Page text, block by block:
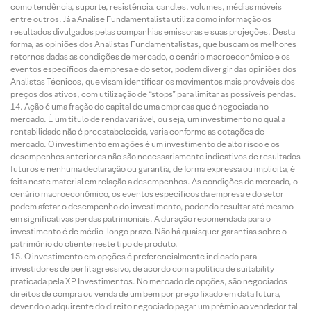
como tendência, suporte, resistência, candles, volumes, médias móveis
entre outros. Já a Análise Fundamentalista utiliza como informação os
resultados divulgados pelas companhias emissoras e suas projeções. Desta
forma, as opiniões dos Analistas Fundamentalistas, que buscam os melhores
retornos dadas as condições de mercado, o cenário macroeconômico e os
eventos específicos da empresa e do setor, podem divergir das opiniões dos
Analistas Técnicos, que visam identificar os movimentos mais prováveis dos
preços dos ativos, com utilização de “stops” para limitar as possíveis perdas.
Ação é uma fração do capital de uma empresa que é negociada no
mercado. É um título de renda variável, ou seja, um investimento no qual a
rentabilidade não é preestabelecida, varia conforme as cotações de
mercado. O investimento em ações é um investimento de alto risco e os
desempenhos anteriores não são necessariamente indicativos de resultados
futuros e nenhuma declaração ou garantia, de forma expressa ou implícita, é
feita neste material em relação a desempenhos. As condições de mercado, o
cenário macroeconômico, os eventos específicos da empresa e do setor
podem afetar o desempenho do investimento, podendo resultar até mesmo
em significativas perdas patrimoniais. A duração recomendada para o
investimento é de médio-longo prazo. Não há quaisquer garantias sobre o
patrimônio do cliente neste tipo de produto.
O investimento em opções é preferencialmente indicado para
investidores de perfil agressivo, de acordo com a política de suitability
praticada pela XP Investimentos. No mercado de opções, são negociados
direitos de compra ou venda de um bem por preço fixado em data futura,
devendo o adquirente do direito negociado pagar um prêmio ao vendedor tal